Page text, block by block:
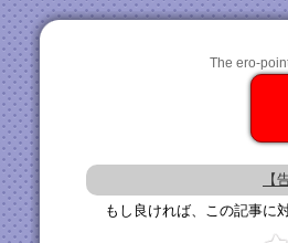
The ero-
【
もし良ければ、この記事に